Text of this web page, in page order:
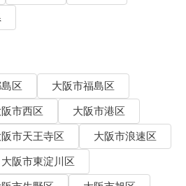
区
大阪市福島区
市西区
大阪市港区
市天王寺区
大阪市浪速区
大阪市東淀川区